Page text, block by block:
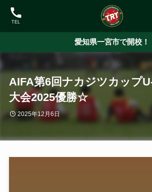
TEL
愛知県一宮市で開校！
AIFA第6回ナカジツカップ
大会2025優勝☆
2025年12月6日